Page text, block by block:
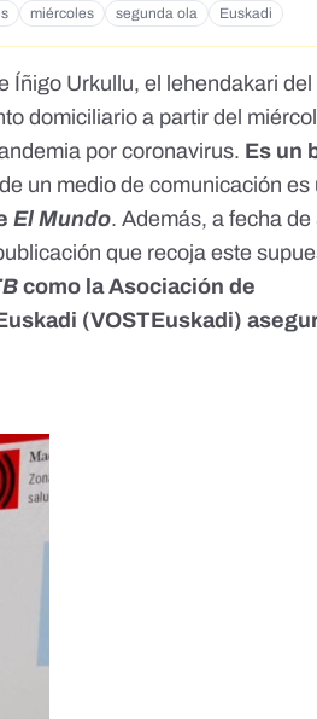
miércoles segunda ola Euskadi
Íñigo Urkullu, el lehendakari del
domiciliario a partir del
por coronavirus. Es un
un medio de comunicación es
El Mundo. Además, a fecha de
que recoja este
como la Asociación de
(VOSTEuskadi)